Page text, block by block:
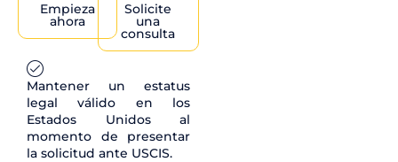
Empieza
ahora
Solicite
una
consulta
Mantener un estatus
legal válido en los
Estados Unidos al
momento de presentar
la solicitud ante USCIS.